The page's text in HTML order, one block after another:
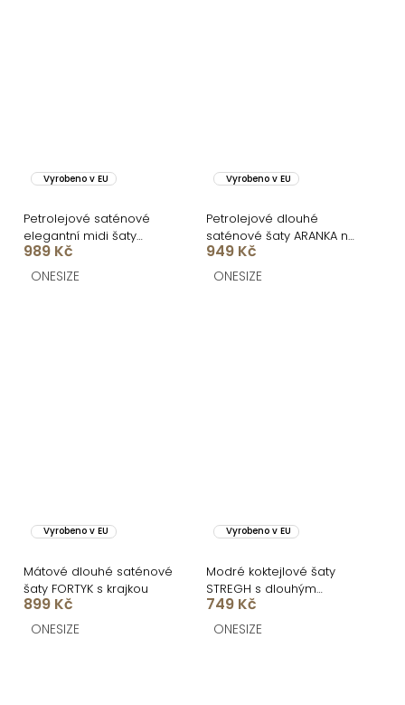
Vyrobeno v EU
Petrolejové saténové
elegantní midi šaty
SIMUEL se šněrováním
989 Kč
ONESIZE
Vyrobeno v EU
Petrolejové dlouhé
saténové šaty ARANKA na
ramínka
949 Kč
ONESIZE
Vyrobeno v EU
Mátové dlouhé saténové
šaty FORTYK s krajkou
899 Kč
ONESIZE
Vyrobeno v EU
Modré koktejlové šaty
STREGH s dlouhým
rukávem
749 Kč
ONESIZE